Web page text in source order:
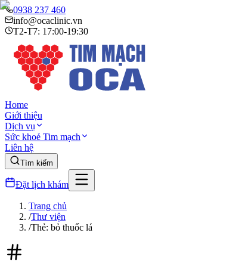
0938 237 460
info@ocaclinic.vn
T2-T7: 17:00-19:30
Home
Giới thiệu
Dịch vụ
Sức khoẻ Tim mạch
Liên hệ
Tìm kiếm
Đặt lịch khám
Trang chủ
/Thư viện
/Thẻ: bỏ thuốc lá